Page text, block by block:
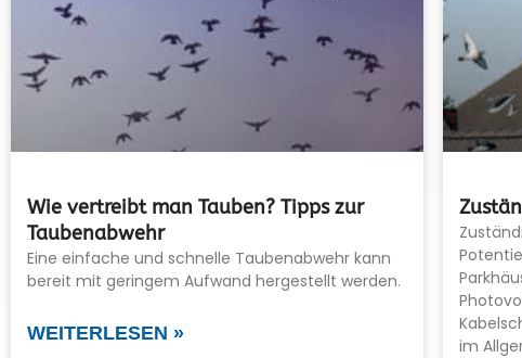
Wie vertreibt man Tauben? Tipps zur
Taubenabwehr
Eine einfache und schnelle Taubenabwehr kann
bereit mit geringem Aufwand hergestellt werden.
WEITERLESEN »
im